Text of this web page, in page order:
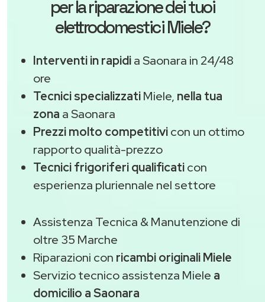
per la riparazione dei tuoi
elettrodomestici Miele?
Interventi in rapidia Saonara in 24/48
ore
Tecnici specializzatiMiele, nella tua
zona a Saonara
Prezzi molto competitivicon un ottimo
rapporto qualità-prezzo
Tecnici frigoriferi qualificaticon
esperienza pluriennale nel settore
Assistenza Tecnica & Manutenzione di
oltre 35 Marche
Riparazioni con ricambi originali Miele
Servizio tecnico assistenza Miele a
domicilio a Saonara